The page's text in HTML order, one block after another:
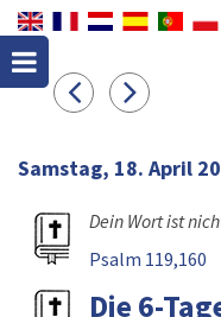
Samstag, 18. April
Dein Wort ist
Psalm 119,160
Die 6-